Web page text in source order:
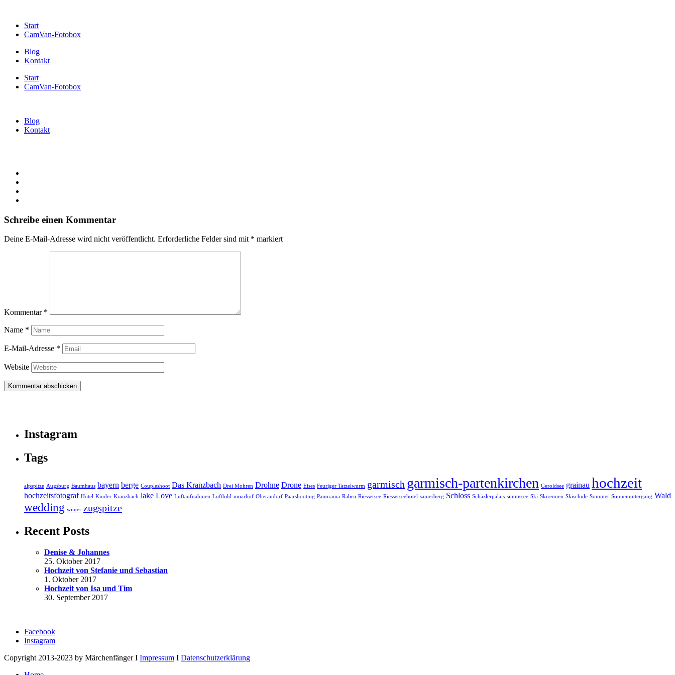
Start
CamVan-Fotobox
Blog
Kontakt
Start
CamVan-Fotobox
Blog
Kontakt
Schreibe einen Kommentar
Deine E-Mail-Adresse wird nicht veröffentlicht. Erforderliche Felder sind mit * markiert
Kommentar *
Name *
E-Mail-Adresse *
Website
Instagram
Tags
alpspitze Augsburg Baumhaus bayern berge Coupleshoot Das Kranzbach Drei Mohren Drohne Drone Eises Feuriger Tatzelwurm garmisch garmisch-partenkirchen Geroldsee grainau hochzeit
hochzeitsfotograf Hotel Kinder Kranzbach lake Love Luftaufnahmen Luftbild moarhof Oberaudorf Paarshooting Panorama Rabea Riessersee Riesserseehotel samerberg Schloss Schäzlerpalais simmssee Ski Skirennen Skischule Sommer Sonnenuntergang Wald
wedding winter zugspitze
Recent Posts
Denise & Johannes
25. Oktober 2017
Hochzeit von Stefanie und Sebastian
1. Oktober 2017
Hochzeit von Isa und Tim
30. September 2017
Facebook
Instagram
Copyright 2013-2023 by Märchenfänger I Impressum I Datenschutzerklärung